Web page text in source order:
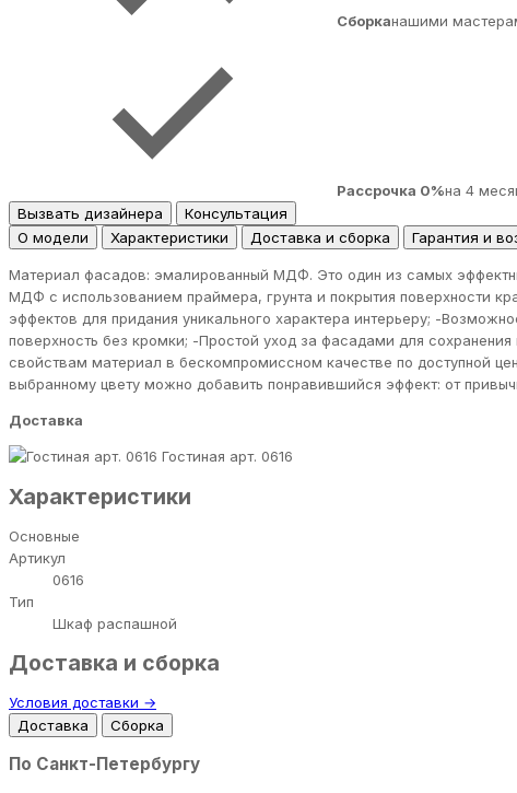
Сборканашими
Рассрочка 0%на 4
Вызвать дизайнера
Консультация
О модели
Характеристики Доставка и сборка Гарантия и
Материал фасадов: эмалированный МДФ. Это один из самых
МДФ с использованием праймера, грунта и покрытия поверхности
эффектов для придания уникального характера интерьеру; -
поверхность без кромки; -Простой уход за фасадами для
свойствам материал в бескомпромиссном качестве по доступной
выбранному цвету можно добавить понравившийся эффект: от
Доставка
Гостиная арт. 0616
Характеристики
Основные
Артикул
0616
Тип
Шкаф распашной
Доставка и сборка
Условия доставки →
Доставка
Сборка
По Санкт-Петербургу